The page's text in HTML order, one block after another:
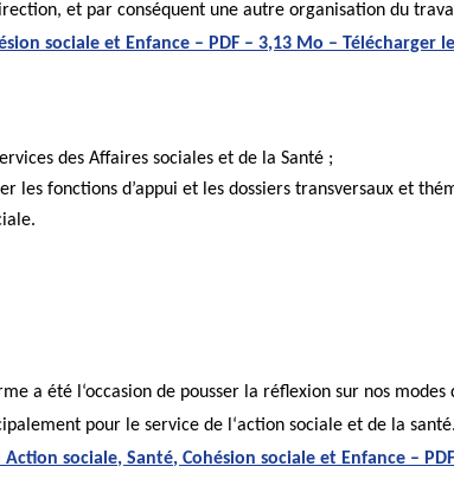
et par conséquent une autre organisation du
sociale et Enfance – PDF – 3,13 Mo – Télécharger
des Affaires sociales et de la Santé ;
les fonctions d’appui et les dossiers transversaux et
a été l‘occasion de pousser la réflexion sur nos
pour le service de l‘action sociale et de la
sociale, Santé, Cohésion sociale et Enfance –